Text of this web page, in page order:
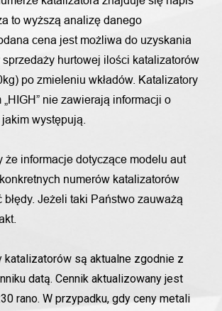
to wyższą analizę danego
cena jest możliwa do uzyskania
sprzedaży hurtowej ilości katalizatorów
po zmieleniu wkładów. Katalizatory
nie zawierają informacji o
występują.
że informacje dotyczące modelu aut
numerów katalizatorów
błędy. Jeżeli taki Państwo zauważą
katalizatorów są aktualne zgodnie z
datą. Cennik aktualizowany jest
rano. W przypadku, gdy ceny metali